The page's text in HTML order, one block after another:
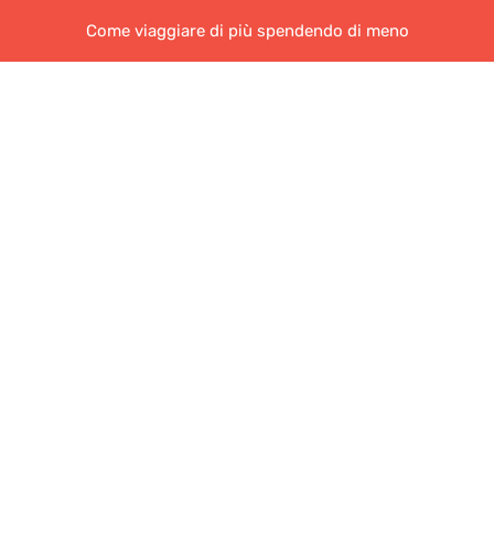
Come viaggiare di più spendendo di meno